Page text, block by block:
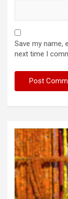
Save my name,
next time I